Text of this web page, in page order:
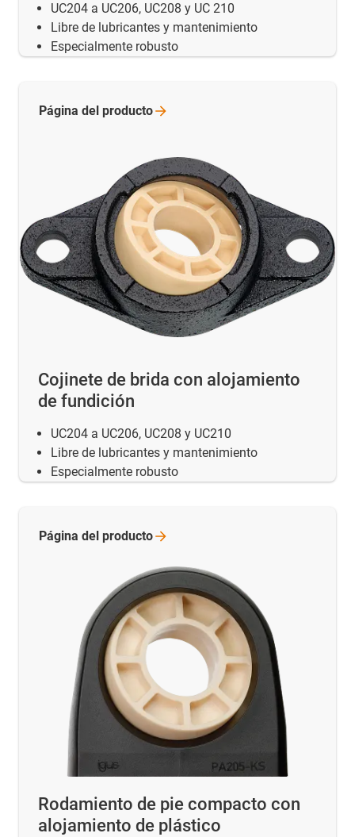
UC204 a UC206, UC208 y UC 210
Libre de lubricantes y mantenimiento
Especialmente robusto
Cojinete de brida con alojamiento
de fundición
UC204 a UC206, UC208 y UC210
Libre de lubricantes y mantenimiento
Especialmente robusto
Página del producto
Rodamiento de pie compacto con
alojamiento de plástico
Página del producto